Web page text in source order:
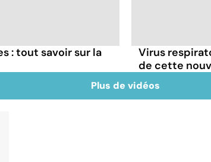
: tout savoir sur la
Virus
de cette
Plus de vidéos